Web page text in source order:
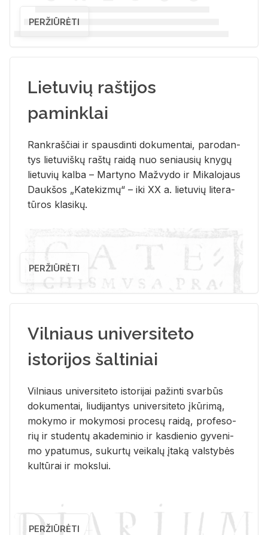
PERŽIŪRĖTI
Lietuvių raštijos
paminklai
Rank­raš­čiai ir spaus­din­ti do­ku­men­tai, pa­ro­dan­
tys lie­tu­viš­kų raš­tų rai­dą nuo se­niau­sių kny­gų
lie­tu­vių kal­ba – Mar­ty­no Ma­žvy­do ir Mi­ka­lo­jaus
Dauk­šos „Ka­te­kiz­mų“ – iki XX a. lie­tu­vių li­te­ra­
tū­ros kla­si­kų.
PERŽIŪRĖTI
Vilniaus universiteto
istorijos šaltiniai
Vil­niaus uni­ver­si­te­to is­to­ri­jai pa­žin­ti svar­būs
do­ku­men­tai, liu­di­jan­tys uni­ver­si­te­to įkū­ri­mą,
mo­ky­mo ir mo­ky­mo­si pro­ce­sų rai­dą, pro­fe­so­
rių ir stu­den­tų aka­de­mi­nio ir kas­die­nio gy­ve­ni­
mo ypa­tu­mus, su­kur­tų vei­ka­lų įta­ką vals­ty­bės
kul­tū­rai ir moks­lui.
PERŽIŪRĖTI